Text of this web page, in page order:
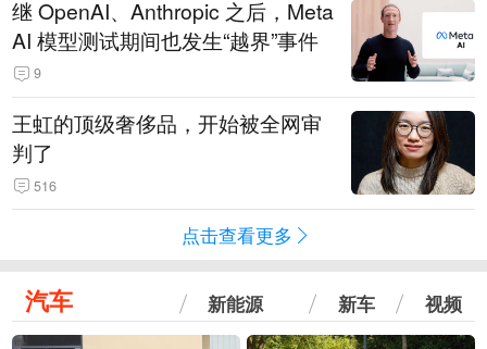
继 OpenAI、Anthropic 之后，Meta
AI 模型测试期间也发生“越界”事件
9
王虹的顶级奢侈品，开始被全网审
判了
516
点击查看更多
汽车 新能源 新车 视频